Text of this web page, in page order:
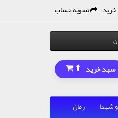
تسویه حساب
سبد خرید ⬆
شهدا
رمان